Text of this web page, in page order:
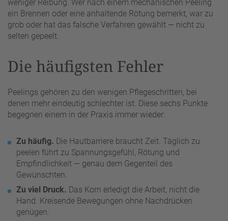
weniger Reibung. Wer nach einem mechanischen Peeling
ein Brennen oder eine anhaltende Rötung bemerkt, war zu
grob oder hat das falsche Verfahren gewählt — nicht zu
selten gepeelt.
Die häufigsten Fehler
Peelings gehören zu den wenigen Pflegeschritten, bei
denen mehr eindeutig schlechter ist. Diese sechs Punkte
begegnen einem in der Praxis immer wieder:
Zu häufig. Die Hautbarriere braucht Zeit. Täglich zu
peelen führt zu Spannungsgefühl, Rötung und
Empfindlichkeit — genau dem Gegenteil des
Gewünschten.
Zu viel Druck. Das Korn erledigt die Arbeit, nicht die
Hand. Kreisende Bewegungen ohne Nachdrücken
genügen.